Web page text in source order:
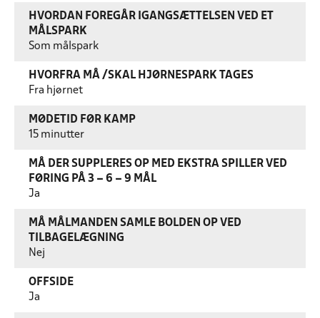
HVORDAN FOREGÅR IGANGSÆTTELSEN VED ET
MÅLSPARK
Som målspark
HVORFRA MÅ /SKAL HJØRNESPARK TAGES
Fra hjørnet
MØDETID FØR KAMP
15 minutter
MÅ DER SUPPLERES OP MED EKSTRA SPILLER VED
FØRING PÅ 3 – 6 – 9 MÅL
Ja
MÅ MÅLMANDEN SAMLE BOLDEN OP VED
TILBAGELÆGNING
Nej
OFFSIDE
Ja